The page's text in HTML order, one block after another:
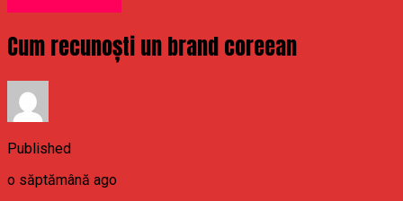
Cum recunoști un brand coreean
Published
o săptămână ago